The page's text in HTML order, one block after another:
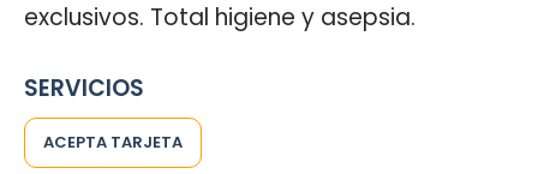
exclusivos. Total higiene y asepsia.
SERVICIOS
ACEPTA TARJETA